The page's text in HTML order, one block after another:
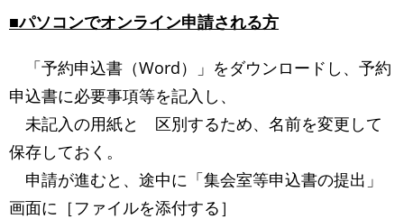
■パソコンでオンライン申請される方
「予約申込書（Word）」をダウンロードし、予約
申込書に必要事項等を記入し、
未記入の用紙と 区別するため、名前を変更して
保存しておく。
申請が進むと、途中に「集会室等申込書の提出」
画面に［ファイルを添付する］